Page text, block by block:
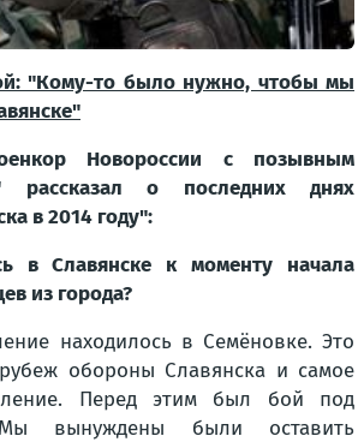
"Кому-то было нужно, чтобы мы
Новороссии с позывным
рассказал о последних днях
в 2014 году":
в Славянске к моменту начала
из города?
находилось в Семёновке. Это
обороны Славянска и самое
Перед этим был бой под
вынуждены были оставить